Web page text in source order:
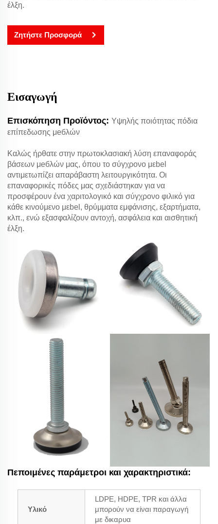
έλξη.
Ζητήστε Προσφορά
Εισαγωγή
Επισκόπηση Προϊόντος: Υψηλής ποιότητας πόδια
επίπεδωσης μебλών
Καλώς ήρθατε στην πρωτοκλασιακή λύση επαναφοράς
βάσεων μебλών μας, όπου το σύγχρονο μεbel
αντιμετωπίζει απαράβαστη λειτουργικότητα. Οι
επαναφορικές πόδες μας σχεδιάστηκαν για να
προσφέρουν ένα χαριτολογικό και σύγχρονο φιλικό για
κάθε κινούμενο μεbel, θρύμματα εμφάνισης, εξαρτήματα,
κλπ., ενώ εξασφαλίζουν αντοχή, ασφάλεια και αισθητική
έλξη.
Πεποιμένες παράμετροι και χαρακτηριστικά:
Υλικό
LDPE, HDPE, TPR και άλλα
μπορούν να είναι παραγωγή
με δικαρυα